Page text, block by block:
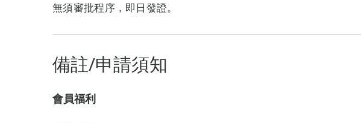
無須審批程序，即日發證。
備註/申請須知
會員福利